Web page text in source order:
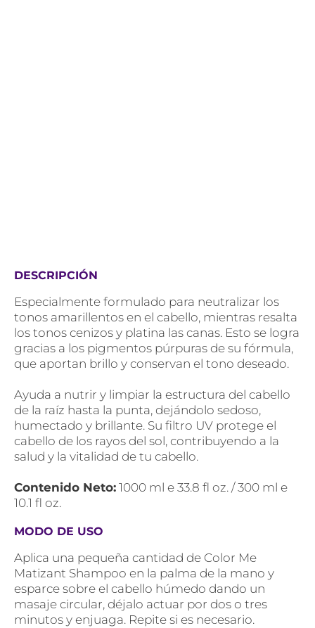
DESCRIPCIÓN
Especialmente formulado para neutralizar los
tonos amarillentos en el cabello, mientras resalta
los tonos cenizos y platina las canas. Esto se logra
gracias a los pigmentos púrpuras de su fórmula,
que aportan brillo y conservan el tono deseado.
Ayuda a nutrir y limpiar la estructura del cabello
de la raíz hasta la punta, dejándolo sedoso,
humectado y brillante. Su filtro UV protege el
cabello de los rayos del sol, contribuyendo a la
salud y la vitalidad de tu cabello.
Contenido Neto: 1000 ml e 33.8 fl oz. / 300 ml e
10.1 fl oz.
MODO DE USO
Aplica una pequeña cantidad de Color Me
Matizant Shampoo en la palma de la mano y
esparce sobre el cabello húmedo dando un
masaje circular, déjalo actuar por dos o tres
minutos y enjuaga. Repite si es necesario.